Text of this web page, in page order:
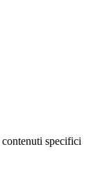
specifici